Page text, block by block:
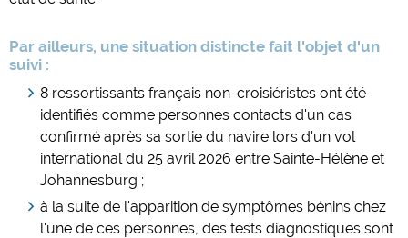
Par ailleurs, une situation distincte fait l'objet d'un
suivi :
8 ressortissants français non-croisiéristes ont été
identifiés comme personnes contacts d'un cas
confirmé après sa sortie du navire lors d'un vol
international du 25 avril 2026 entre Sainte-Hélène et
Johannesburg ;
à la suite de l'apparition de symptômes bénins chez
l'une de ces personnes, des tests diagnostiques sont